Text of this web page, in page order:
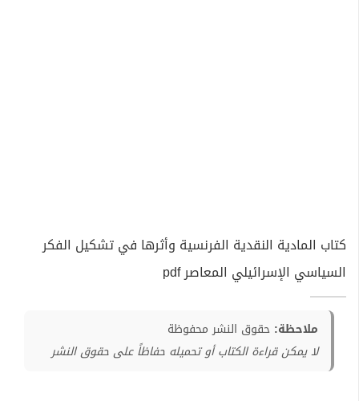
كتاب المادية النقدية الفرنسية وأثرها في تشكيل الفكر
السياسي الإسرائيلي المعاصر pdf
ملاحظة: حقوق النشر محفوظة
لا يمكن قراءة الكتاب أو تحميله حفاظاً على حقوق النشر